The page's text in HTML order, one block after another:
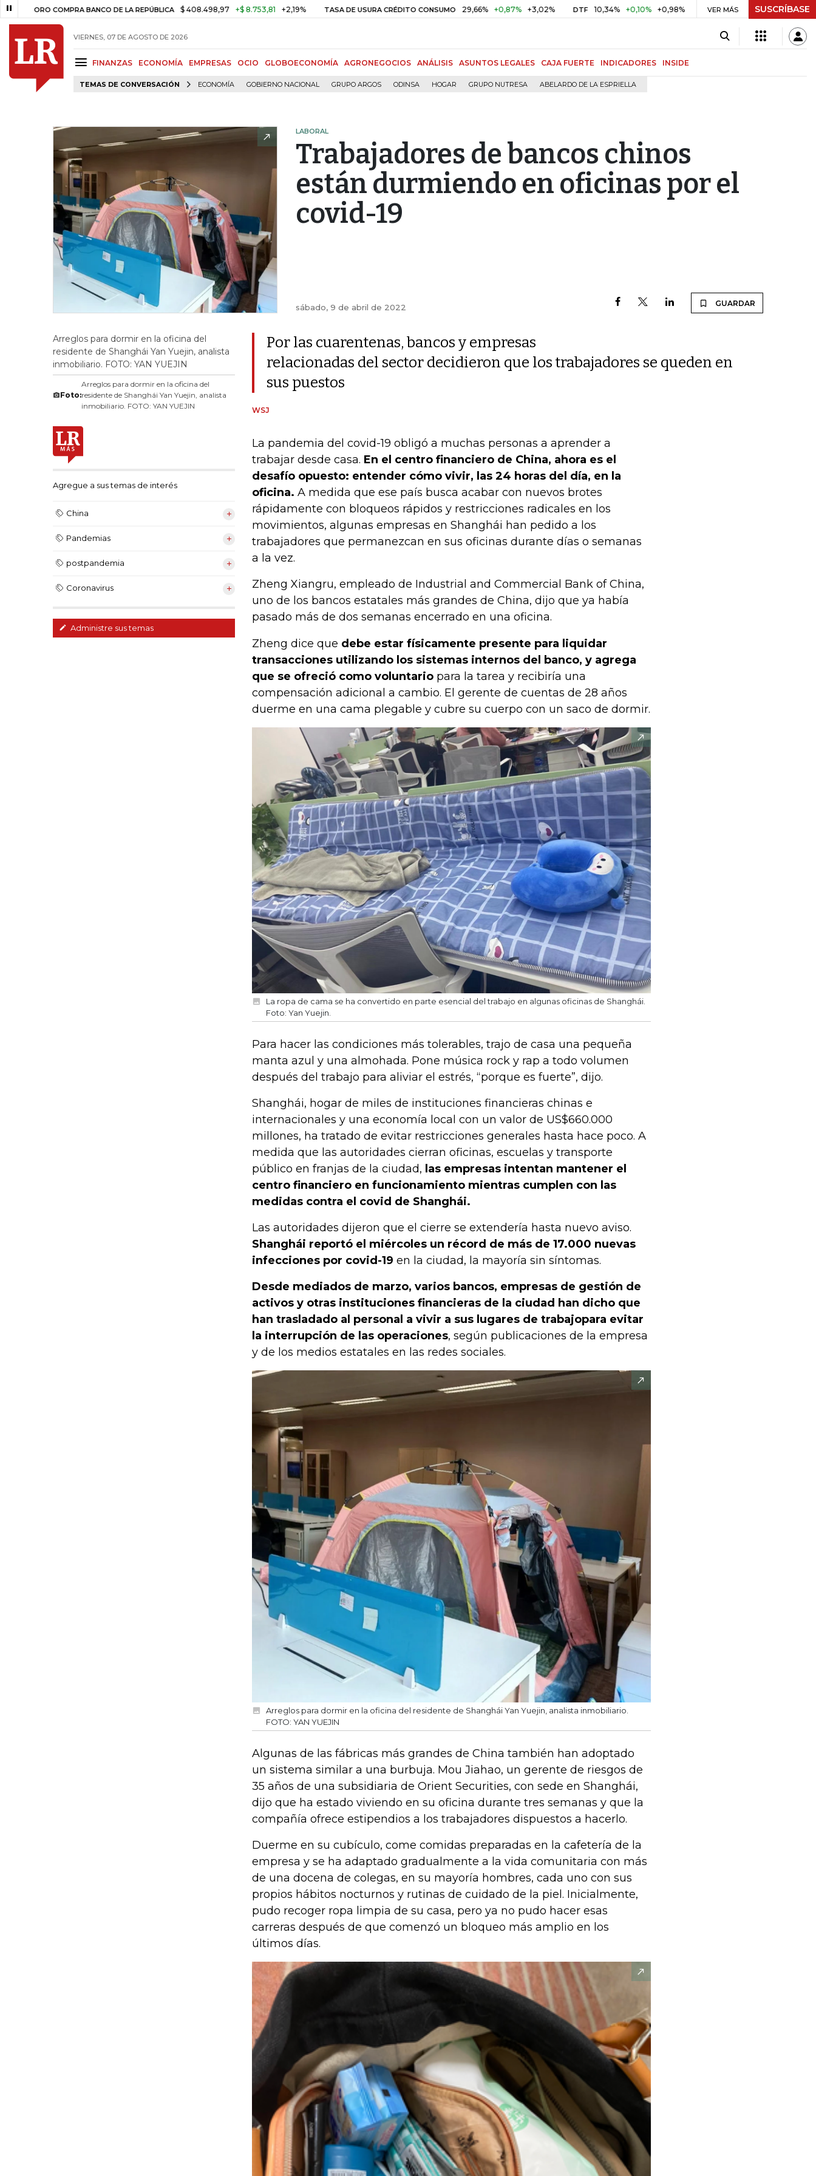
BANCO DE LA REPÚBLICA $ 408.498,97 +$ 8.753,81 +2,19% TASA DE USURA CRÉDITO CONSUMO 29,66% +0,87% +3,02% DTF 10,34% +0,10% +0,98% UVR $ 416,91 +$ 0,05 +0,01% BITCOIN
VER MÁS SUSCRÍBASE
VIERNES, 07 DE AGOSTO DE 2026
FINANZAS ECONOMÍA EMPRESAS OCIO GLOBOECONOMÍA AGRONEGOCIOS ANÁLISIS ASUNTOS LEGALES CAJA FUERTE INDICADORES INSIDE
TEMAS DE CONVERSACIÓN ECONOMÍA GOBIERNO NACIONAL GRUPO ARGOS ODINSA HOGAR GRUPO NUTRESA ABELARDO DE LA ESPRIELLA
LABORAL
Trabajadores de bancos chinos
están durmiendo en oficinas por el
covid-19
sábado, 9 de abril de 2022 GUARDAR
Arreglos para dormir en la oficina del
residente de Shanghái Yan Yuejin, analista
inmobiliario. FOTO: YAN YUEJIN
Foto:
Arreglos para dormir en la oficina del
residente de Shanghái Yan Yuejin, analista
inmobiliario. FOTO: YAN YUEJIN
Agregue a sus temas de interés
China
Pandemias
postpandemia
Coronavirus
Administre sus temas
Por las cuarentenas, bancos y empresas
relacionadas del sector decidieron que los trabajadores se queden en
sus puestos
WSJ
La pandemia del covid-19 obligó a muchas personas a aprender a
trabajar desde casa. En el centro financiero de China, ahora es el
desafío opuesto: entender cómo vivir, las 24 horas del día, en la
oficina. A medida que ese país busca acabar con nuevos brotes
rápidamente con bloqueos rápidos y restricciones radicales en los
movimientos, algunas empresas en Shanghái han pedido a los
trabajadores que permanezcan en sus oficinas durante días o semanas
a la vez.
Zheng Xiangru, empleado de Industrial and Commercial Bank of China,
uno de los bancos estatales más grandes de China, dijo que ya había
pasado más de dos semanas encerrado en una oficina.
Zheng dice que debe estar físicamente presente para liquidar
transacciones utilizando los sistemas internos del banco, y agrega
que se ofreció como voluntario para la tarea y recibiría una
compensación adicional a cambio. El gerente de cuentas de 28 años
duerme en una cama plegable y cubre su cuerpo con un saco de dormir.
La ropa de cama se ha convertido en parte esencial del trabajo en algunas oficinas de Shanghái.
Foto: Yan Yuejin.
Para hacer las condiciones más tolerables, trajo de casa una pequeña
manta azul y una almohada. Pone música rock y rap a todo volumen
después del trabajo para aliviar el estrés, “porque es fuerte”, dijo.
Shanghái, hogar de miles de instituciones financieras chinas e
internacionales y una economía local con un valor de US$660.000
millones, ha tratado de evitar restricciones generales hasta hace poco. A
medida que las autoridades cierran oficinas, escuelas y transporte
público en franjas de la ciudad, las empresas intentan mantener el
centro financiero en funcionamiento mientras cumplen con las
medidas contra el covid de Shanghái.
Las autoridades dijeron que el cierre se extendería hasta nuevo aviso.
Shanghái reportó el miércoles un récord de más de 17.000 nuevas
infecciones por covid-19 en la ciudad, la mayoría sin síntomas.
Desde mediados de marzo, varios bancos, empresas de gestión de
activos y otras instituciones financieras de la ciudad han dicho que
han trasladado al personal a vivir a sus lugares de trabajopara evitar
la interrupción de las operaciones, según publicaciones de la empresa
y de los medios estatales en las redes sociales.
Arreglos para dormir en la oficina del residente de Shanghái Yan Yuejin, analista inmobiliario.
FOTO: YAN YUEJIN
Algunas de las fábricas más grandes de China también han adoptado
un sistema similar a una burbuja. Mou Jiahao, un gerente de riesgos de
35 años de una subsidiaria de Orient Securities, con sede en Shanghái,
dijo que ha estado viviendo en su oficina durante tres semanas y que la
compañía ofrece estipendios a los trabajadores dispuestos a hacerlo.
Duerme en su cubículo, come comidas preparadas en la cafetería de la
empresa y se ha adaptado gradualmente a la vida comunitaria con más
de una docena de colegas, en su mayoría hombres, cada uno con sus
propios hábitos nocturnos y rutinas de cuidado de la piel. Inicialmente,
pudo recoger ropa limpia de su casa, pero ya no pudo hacer esas
carreras después de que comenzó un bloqueo más amplio en los
últimos días.